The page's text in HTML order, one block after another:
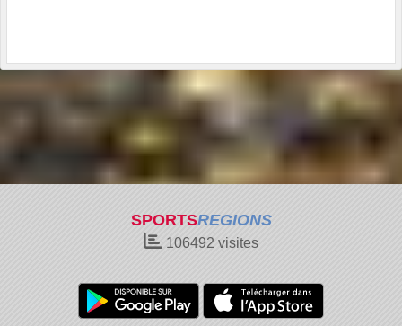
SPORTSREGIONS
106492 visites